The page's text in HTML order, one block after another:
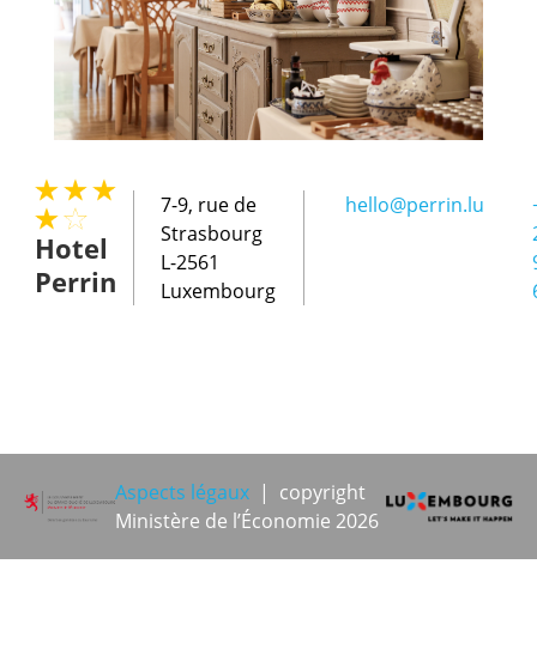
Hotel
Perrin
7-9, rue de
Strasbourg
L-2561
Luxembourg
hello@perrin.lu
Aspects légaux | copyright
Ministère de l’Économie 2026